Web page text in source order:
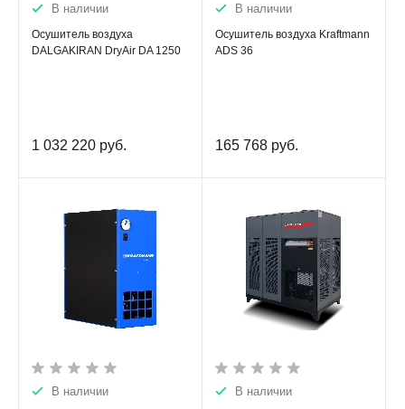
В наличии
Осушитель воздуха
DALGAKIRAN DryAir DA 1250
1 032 220 руб.
В наличии
Осушитель воздуха Kraftmann
ADS 36
165 768 руб.
В наличии В наличии